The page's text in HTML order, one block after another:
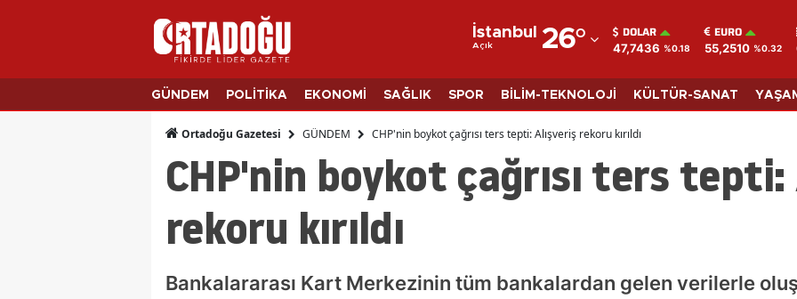
İstanbul
Açık 26°
Adana
Adıyaman
Afyonkarahisar
Ağrı
Amasya
Antalya
DOLAR
47,7436 %0.18
EURO
55,2510 %0.32
GÜNDEM POLİTİKA EKONOMİ SAĞLIK SPOR BİLİM-TEKNOLOJİ KÜLTÜR-SANAT
Ortadoğu Gazetesi GÜNDEM CHP'nin boykot çağrısı ters tepti: Alışveriş rekoru kırıldı
CHP'nin boykot çağrısı ters tepti:
rekoru kırıldı
Bankalararası Kart Merkezinin tüm bankalardan gelen verilerle